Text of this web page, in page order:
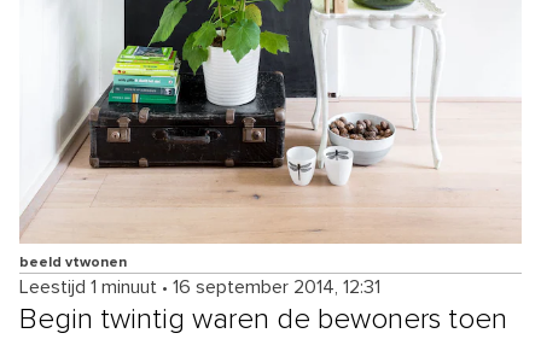
beeld vtwonen
Leestijd 1 minuut • 16 september 2014, 12:31
Begin twintig waren de bewoners toen